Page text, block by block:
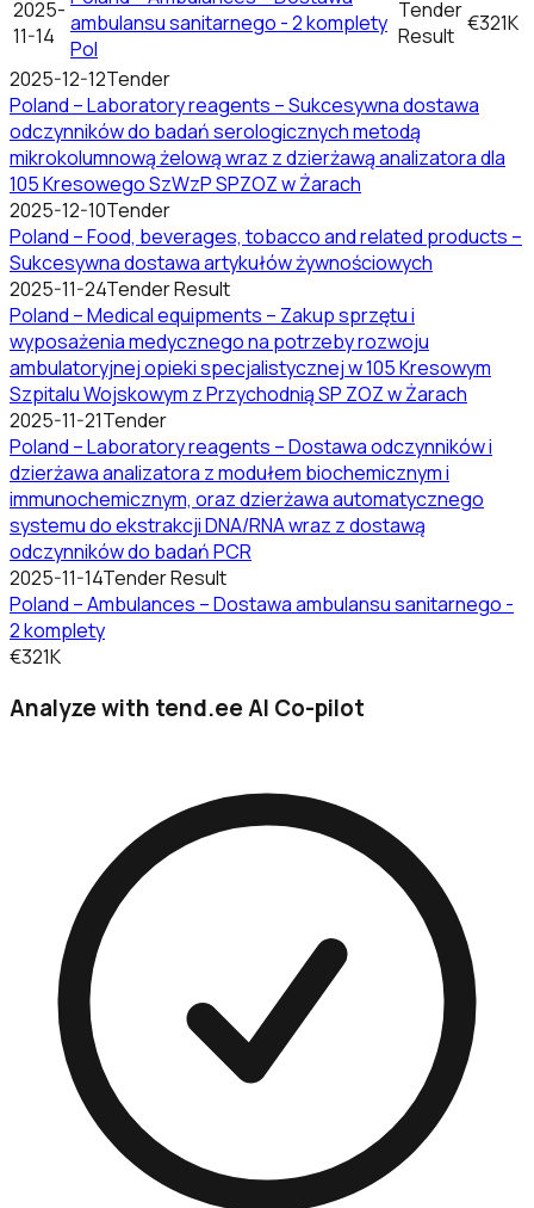
2025-
11-14
ambulansu sanitarnego - 2 komplety
Pol
Tender
Result €321K
2025-12-12Tender
Poland – Laboratory reagents – Sukcesywna dostawa
odczynników do badań serologicznych metodą
mikrokolumnową żelową wraz z dzierżawą analizatora dla
105 Kresowego SzWzP SPZOZ w Żarach
2025-12-10Tender
Poland – Food, beverages, tobacco and related products –
Sukcesywna dostawa artykułów żywnościowych
2025-11-24Tender Result
Poland – Medical equipments – Zakup sprzętu i
wyposażenia medycznego na potrzeby rozwoju
ambulatoryjnej opieki specjalistycznej w 105 Kresowym
Szpitalu Wojskowym z Przychodnią SP ZOZ w Żarach
2025-11-21Tender
Poland – Laboratory reagents – Dostawa odczynników i
dzierżawa analizatora z modułem biochemicznym i
immunochemicznym, oraz dzierżawa automatycznego
systemu do ekstrakcji DNA/RNA wraz z dostawą
odczynników do badań PCR
2025-11-14Tender Result
Poland – Ambulances – Dostawa ambulansu sanitarnego -
2 komplety
€321K
Analyze with tend.ee AI Co-pilot